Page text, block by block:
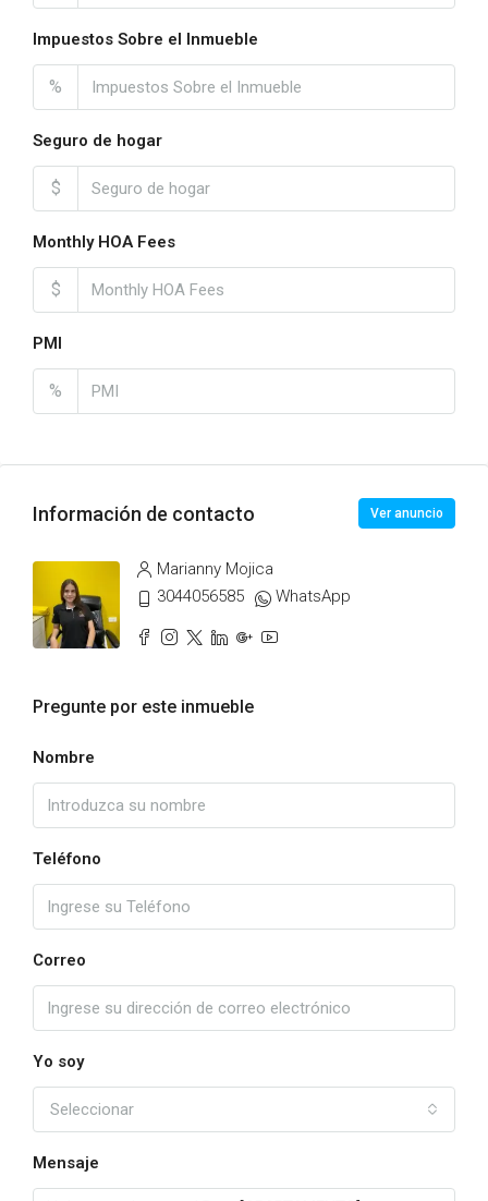
Impuestos Sobre el Inmueble
%
Seguro de hogar
$
Monthly HOA Fees
$
PMI
%
Información de contacto Ver anuncio
Marianny Mojica
3044056585
WhatsApp
Pregunte por este inmueble
Nombre
Teléfono
Correo
Yo soy
Seleccionar
Mensaje